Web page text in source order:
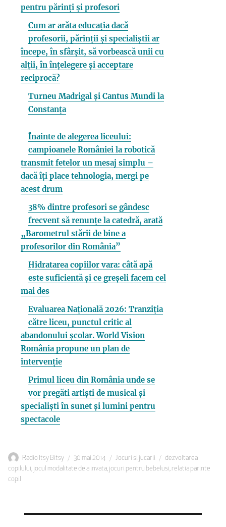
pentru părinți și profesori
Cum ar arăta educația dacă
profesorii, părinții și specialiștii ar
începe, în sfârșit, să vorbească unii cu
alții, în înțelegere și acceptare
reciprocă?
Turneu Madrigal și Cantus Mundi la
Constanța
Înainte de alegerea liceului:
campioanele României la robotică
transmit fetelor un mesaj simplu –
dacă îți place tehnologia, mergi pe
acest drum
38% dintre profesori se gândesc
frecvent să renunțe la catedră, arată
„Barometrul stării de bine a
profesorilor din România”
Hidratarea copiilor vara: câtă apă
este suficientă și ce greșeli facem cel
mai des
Evaluarea Națională 2026: Tranziția
către liceu, punctul critic al
abandonului școlar. World Vision
România propune un plan de
intervenție
Primul liceu din România unde se
vor pregăti artiști de musical și
specialiști în sunet și lumini pentru
spectacole
Autor
Radio Itsy Bitsy
Publicat
pe
30 mai 2014 Categorii
Jocuri si jucarii Etichete
dezvoltarea
copilului jocul modalitate de a invata jocuri pentru bebelusi relatia parinte
copil